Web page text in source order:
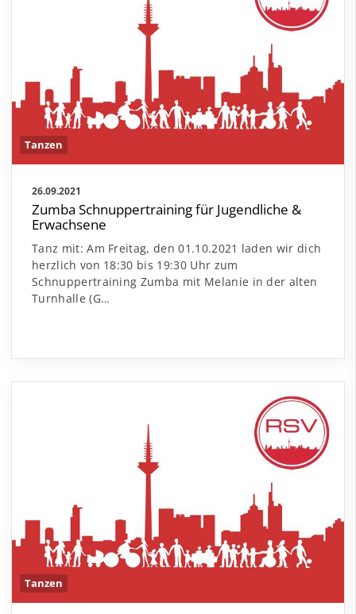
Tanzen
26.09.2021
Zumba Schnuppertraining für Jugendliche &
Erwachsene
Tanz mit: Am Freitag, den 01.10.2021 laden wir dich
herzlich von 18:30 bis 19:30 Uhr zum
Schnuppertraining Zumba mit Melanie in der alten
Turnhalle (G…
Tanzen